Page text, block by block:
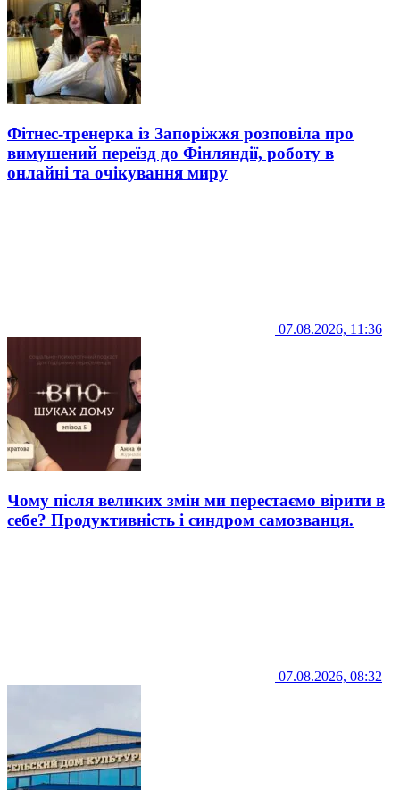
Фітнес-тренерка із Запоріжжя розповіла про
вимушений переїзд до Фінляндії, роботу в
онлайні та очікування миру
07.08.2026, 11:36
Чому після великих змін ми перестаємо вірити в
себе? Продуктивність і синдром самозванця.
07.08.2026, 08:32